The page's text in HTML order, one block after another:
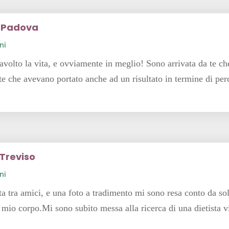
la vita, e ovviamente in meglio! Sono arrivata da te
che avevano portato anche ad un risultato in termine di
tra amici, e una foto a tradimento mi sono resa conto da
corpo.Mi sono subito messa alla ricerca di una dietista